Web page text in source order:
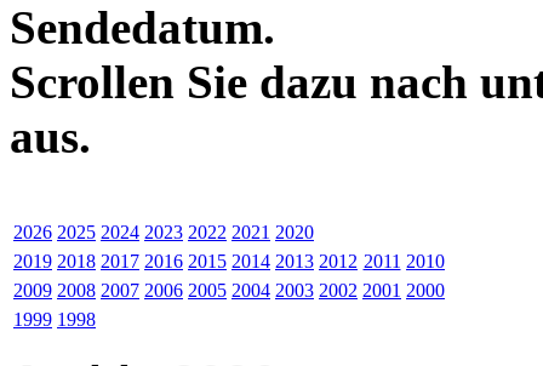
Sendedatum.
Scrollen Sie dazu nach
aus.
2026 2025 2024 2023 2022 2021 2020
2019 2018 2017 2016 2015 2014 2013 2012 2011 2010
2009 2008 2007 2006 2005 2004 2003 2002 2001 2000
1999 1998